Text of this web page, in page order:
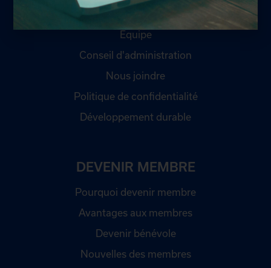
Équipe
Conseil d'administration
Nous joindre
Politique de confidentialité
Développement durable
DEVENIR MEMBRE
Pourquoi devenir membre
Avantages aux membres
Devenir bénévole
Nouvelles des membres